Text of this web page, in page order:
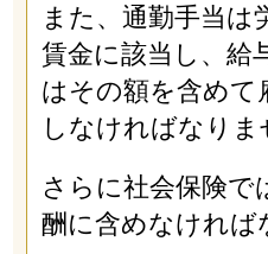
また、通勤手当は
賃金に該当し、給
はその額を含めて
しなければなりま
さらに社会保険で
酬に含めなければ